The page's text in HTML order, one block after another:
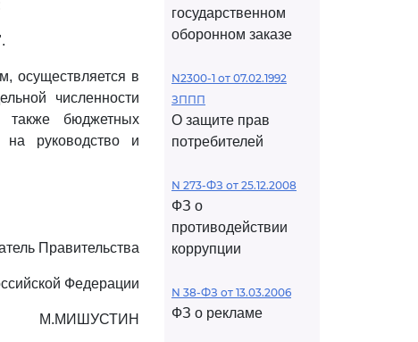
осуществляется в
численности
также бюджетных
на руководство и
Правительства
Федерации
М.МИШУСТИН
государственном
оборонном заказе
N2300-1 от 07.02.1992
ЗППП
О защите прав
потребителей
N 273-ФЗ от 25.12.2008
ФЗ о
противодействии
коррупции
N 38-ФЗ от 13.03.2006
ФЗ о рекламе